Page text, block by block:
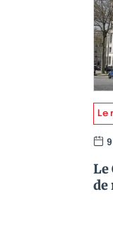
Le
Le
de